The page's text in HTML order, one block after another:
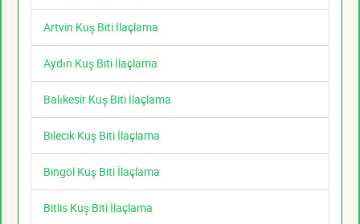
Artvin Kuş Biti İlaçlama
Aydın Kuş Biti İlaçlama
Balıkesir Kuş Biti İlaçlama
Bilecik Kuş Biti İlaçlama
Bingöl Kuş Biti İlaçlama
Bitlis Kuş Biti İlaçlama